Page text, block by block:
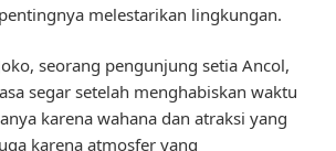
melestarikan lingkungan.
seorang pengunjung setia Ancol,
segar setelah menghabiskan waktu
karena wahana dan atraksi yang
karena atmosfer yang